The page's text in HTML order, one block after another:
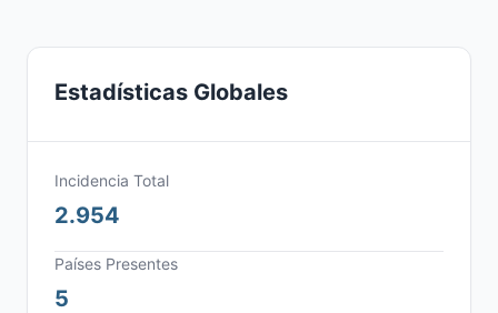
Estadísticas Globales
Incidencia Total
2.954
Países Presentes
5